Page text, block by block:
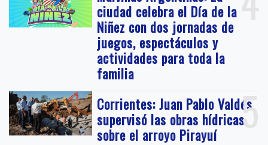
ciudad celebra el Día de la
Niñez con dos jornadas de
juegos, espectáculos y
actividades para toda la
familia
5
Corrientes: Juan Pablo Valdés
supervisó las obras hídricas
sobre el arroyo Pirayuí